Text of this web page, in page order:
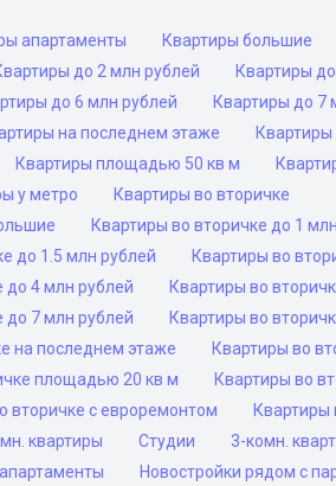
апартаменты Квартиры большие
до 2 млн рублей
Квартиры
до 6 млн рублей
Квартиры до 7
на последнем этаже
Квартиры площадью 50 кв м
у метро
Квартиры во вторичке
Квартиры во вторичке до 1
до 1.5 млн рублей
Квартиры во
до 4 млн рублей
Квартиры во
до 7 млн рублей
Квартиры во
на последнем этаже
Квартиры во
площадью 20 кв м
Квартиры во
вторичке с евроремонтом
Квартиры
квартиры Студии
3-комн.
Новостройки рядом с